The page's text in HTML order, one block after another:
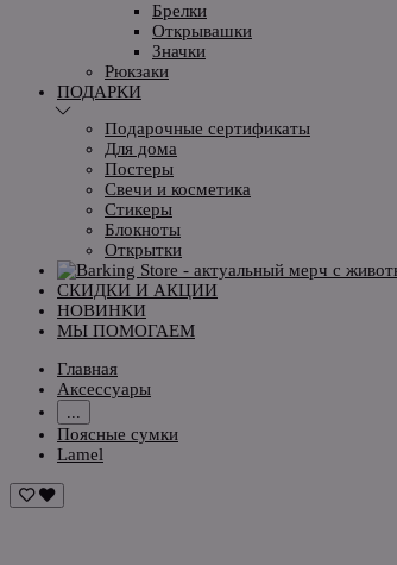
Брелки
Открывашки
Значки
Рюкзаки
ПОДАРКИ
Подарочные сертификаты
Для дома
Постеры
Свечи и косметика
Стикеры
Блокноты
Открытки
СКИДКИ И АКЦИИ
НОВИНКИ
МЫ ПОМОГАЕМ
Главная
Аксессуары
Поясные сумки
Lamel